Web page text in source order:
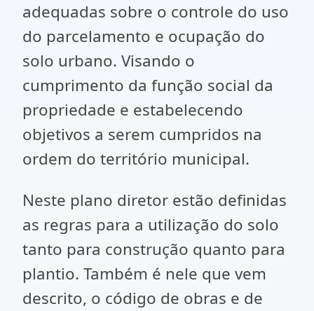
adequadas sobre o controle do uso
do parcelamento e ocupação do
solo urbano. Visando o
cumprimento da função social da
propriedade e estabelecendo
objetivos a serem cumpridos na
ordem do território municipal.
Neste plano diretor estão definidas
as regras para a utilização do solo
tanto para construção quanto para
plantio. Também é nele que vem
descrito, o código de obras e de